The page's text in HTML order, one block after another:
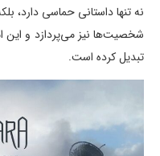
نه تنها داستانی حماسی دارد،
شخصیت‌ها نیز می‌پردازد و این
تبدیل کرده است.